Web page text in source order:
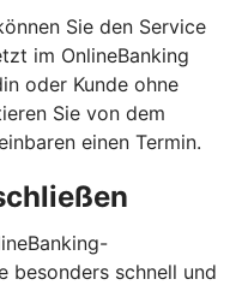
Sie den Service
im OnlineBanking
oder Kunde ohne
Sie von dem
einen Termin.
besonders schnell und